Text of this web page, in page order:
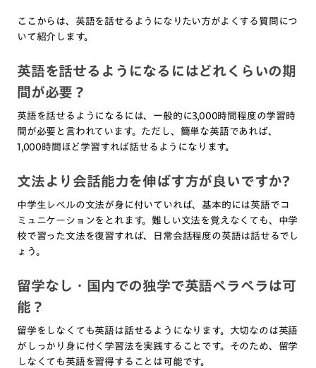
ここからは、英語を話せるようになりたい方がよくする質問につ
いて紹介します。
英語を話せるようになるにはどれくらいの期
間が必要？
英語を話せるようになるには、一般的に3,000時間程度の学習時
間が必要と言われています。ただし、簡単な英語であれば、
1,000時間ほど学習すれば話せるようになります。
文法より会話能力を伸ばす方が良いですか?
中学生レベルの文法が身に付いていれば、基本的には英語でコ
ミュニケーションをとれます。難しい文法を覚えなくても、中学
校で習った文法を復習すれば、日常会話程度の英語は話せるでし
ょう。
留学なし・国内での独学で英語ペラペラは可
能？
留学をしなくても英語は話せるようになります。大切なのは英語
がしっかり身に付く学習法を実践することです。そのため、留学
しなくても英語を習得することは可能です。